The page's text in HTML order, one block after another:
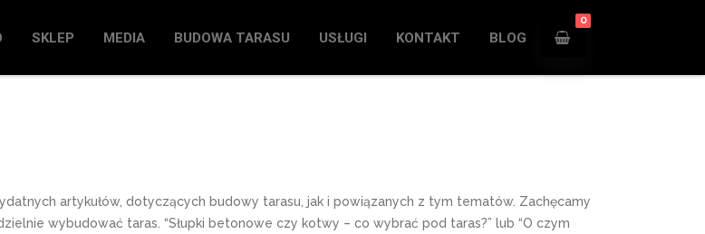
SKLEP MEDIA BUDOWA TARASU USŁUGI KONTAKT BLOG
0
artykułów, dotyczących budowy tarasu, jak i powiązanych z tym tematów. Zachęcamy
wybudować taras. “Słupki betonowe czy kotwy – co wybrać pod taras?” lub “O czym